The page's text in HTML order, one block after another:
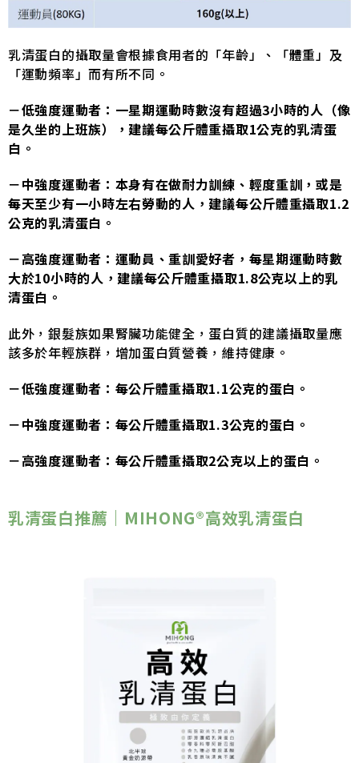
乳清蛋白的攝取量會根據食用者的「年齡」、「體重」及
「運動頻率」而有所不同。
－低強度運動者：一星期運動時數沒有超過3小時的人（像
是久坐的上班族），建議每公斤體重攝取1公克的乳清蛋
白。
－中強度運動者：本身有在做耐力訓練、輕度重訓，或是
每天至少有一小時左右勞動的人，建議每公斤體重攝取1.2
公克的乳清蛋白。
－高強度運動者：運動員、重訓愛好者，每星期運動時數
大於10小時的人，建議每公斤體重攝取1.8公克以上的乳
清蛋白。
此外，銀髮族如果腎臟功能健全，蛋白質的建議攝取量應
該多於年輕族群，增加蛋白質營養，維持健康。
－低強度運動者：每公斤體重攝取1.1公克的蛋白。
－中強度運動者：每公斤體重攝取1.3公克的蛋白。
－高強度運動者：每公斤體重攝取2公克以上的蛋白。
乳清蛋白推薦｜ MIHONG®高效乳清蛋白